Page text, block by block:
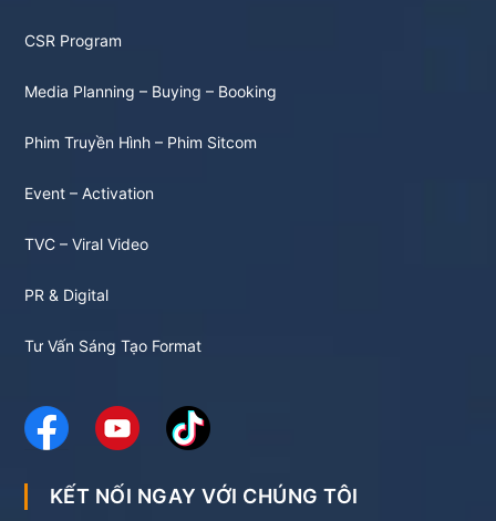
CSR Program
Media Planning – Buying – Booking
Phim Truyền Hình – Phim Sitcom
Event – Activation
TVC – Viral Video
PR & Digital
Tư Vấn Sáng Tạo Format
KẾT NỐI NGAY VỚI CHÚNG TÔI